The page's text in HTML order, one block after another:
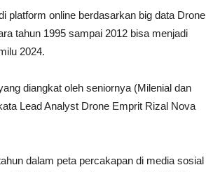
platform online berdasarkan big data Drone
tahun 1995 sampai 2012 bisa menjadi
2024.
diangkat oleh seniornya (Milenial dan
Lead Analyst Drone Emprit Rizal Nova
dalam peta percakapan di media sosial